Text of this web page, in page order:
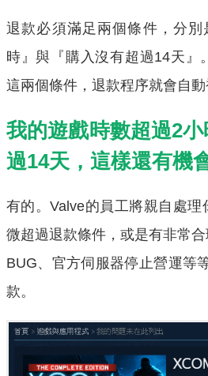
退款必須滿足兩個條件，分
時』與『購入沒有超過14天』
這兩個條件，退款程序就會自動
我的遊戲時數超過2
過14天，這樣還有機
有的。Valve的員工將親自處
微超過退款條件，或是有非常
BUG、官方伺服器停止營運等
款。